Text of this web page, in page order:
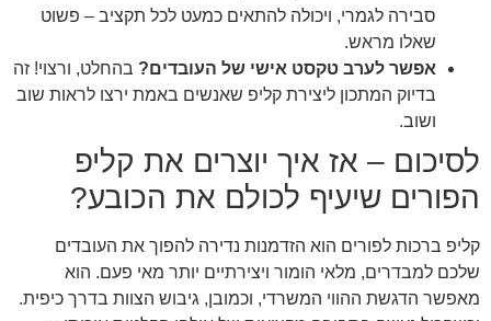
סבירה לגמרי, ויכולה להתאים כמעט לכל תקציב – פשוט
שאלו מראש.
אפשר לערב טקסט אישי של העובדים? בהחלט, ורצוי! זה
בדיוק המתכון ליצירת קליפ שאנשים באמת ירצו לראות שוב
ושוב.
לסיכום – אז איך יוצרים את קליפ
הפורים שיעיף לכולם את הכובע?
קליפ ברכות לפורים הוא הזדמנות נדירה להפוך את העובדים
שלכם למבדרים, מלאי הומור ויצירתיים יותר מאי פעם. הוא
מאפשר הדגשת ההווי המשרדי, וכמובן, גיבוש הצוות בדרך כיפית.